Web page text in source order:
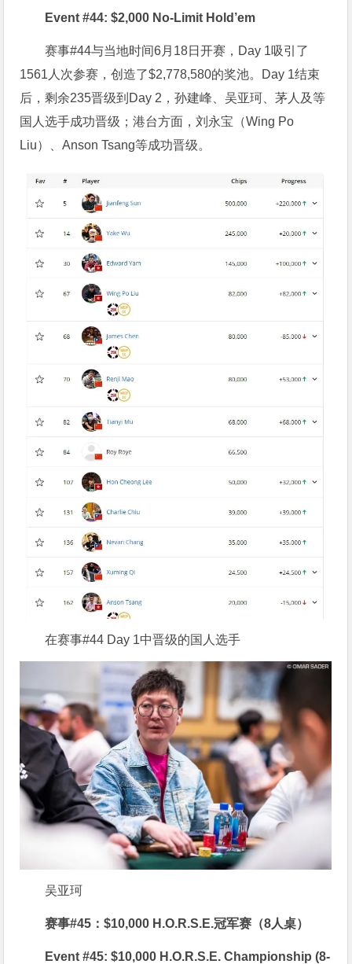
Event #44: $2,000 No-Limit Hold’em
赛事#44与当地时间6月18日开赛，Day 1吸引了
1561人次参赛，创造了$2,778,580的奖池。Day 1结束
后，剩余235晋级到Day 2，孙建峰、吴亚珂、茅人及等
国人选手成功晋级；港台方面，刘永宝（Wing Po
Liu）、Anson Tsang等成功晋级。
在赛事#44 Day 1中晋级的国人选手
吴亚珂
赛事#45：$10,000 H.O.R.S.E.冠军赛（8人桌）
Event #45: $10,000 H.O.R.S.E. Championship (8-